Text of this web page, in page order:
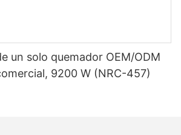
un solo quemador OEM/ODM
9200 W (NRC-457)